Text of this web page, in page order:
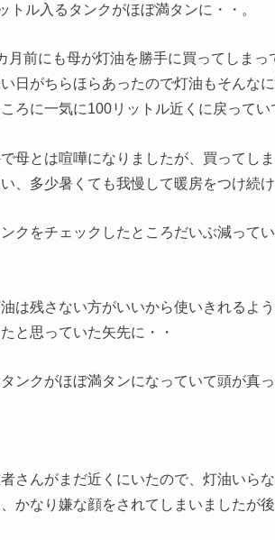
トル入るタンクがほぼ満タンに・・。
月前にも母が灯油を勝手に買ってしま
日がちらほらあったので灯油もそんな
ろに一気に100リットル近くに戻ってい
母とは喧嘩になりましたが、買ってし
、多少暑くても我慢して暖房をつけ続
クをチェックしたところだいぶ減って
は残さない方がいいから使いきれるよ
と思っていた矢先に・・
ンクがほぼ満タンになっていて頭が真っ
さんがまだ近くにいたので、灯油いら
かなり嫌な顔をされてしまいましたが